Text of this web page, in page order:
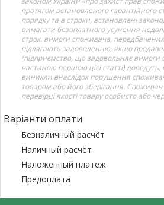
протягом встановленого гарантійного
порядку та в строки, встановлені
вимагати безоплатного усунення
строк. вимоги споживача,
підлягають задоволенню, якщо
(підприємство, що задовольняє вимоги
частиною першою цієї статті)
виникли внаслідок порушення
товаром або його зберігання.
перевірці якості товару особисто або
Варіанти оплати
Безналичный расчёт
Наличный расчёт
Наложенный платеж
Предоплата